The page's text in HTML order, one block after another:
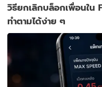
วิธียกเลิกบล็อกเพื่อนใน
ทำตามได้ง่าย ๆ